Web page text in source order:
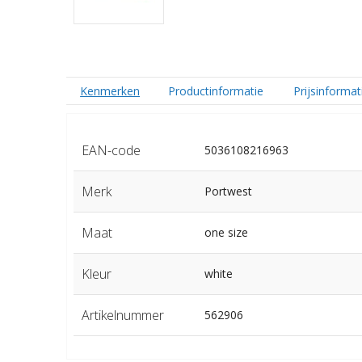
Kenmerken Productinformatie
EAN-code 5036108216963
Merk Portwest
Maat one size
Kleur white
Artikelnummer 562906